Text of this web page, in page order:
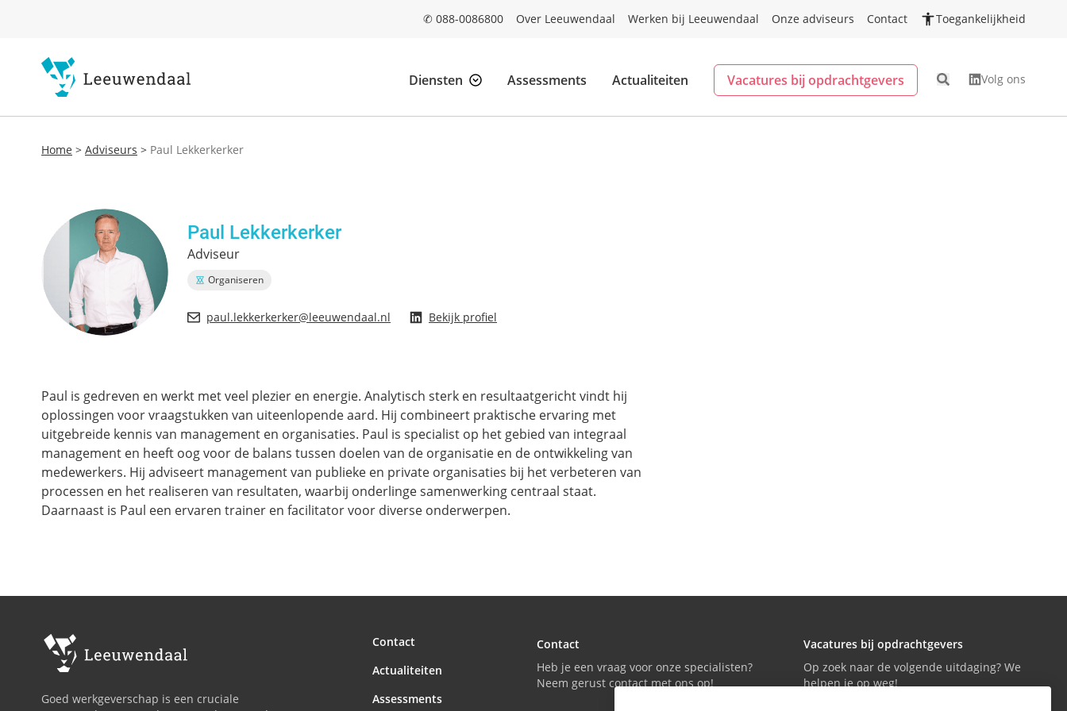
✆ 088-0086800 Over Leeuwendaal Werken bij Leeuwendaal Onze adviseurs Contact Toegankelijkheid
Diensten Assessments Actualiteiten Vacatures bij opdrachtgevers Volg ons
Home > Adviseurs > Paul Lekkerkerker
Paul Lekkerkerker
Adviseur
Organiseren
paul.lekkerkerker@leeuwendaal.nl Bekijk profiel
Paul is gedreven en werkt met veel plezier en energie. Analytisch sterk en resultaatgericht vindt hij
oplossingen voor vraagstukken van uiteenlopende aard. Hij combineert praktische ervaring met
uitgebreide kennis van management en organisaties. Paul is specialist op het gebied van integraal
management en heeft oog voor de balans tussen doelen van de organisatie en de ontwikkeling van
medewerkers. Hij adviseert management van publieke en private organisaties bij het verbeteren van
processen en het realiseren van resultaten, waarbij onderlinge samenwerking centraal staat.
Daarnaast is Paul een ervaren trainer en facilitator voor diverse onderwerpen.
Goed werkgeverschap is een cruciale
Contact
Actualiteiten
Assessments
Contact
Heb je een vraag voor onze specialisten?
Neem gerust contact met ons op!
Vacatures bij opdrachtgevers
Op zoek naar de volgende uitdaging? We
helpen je op weg!